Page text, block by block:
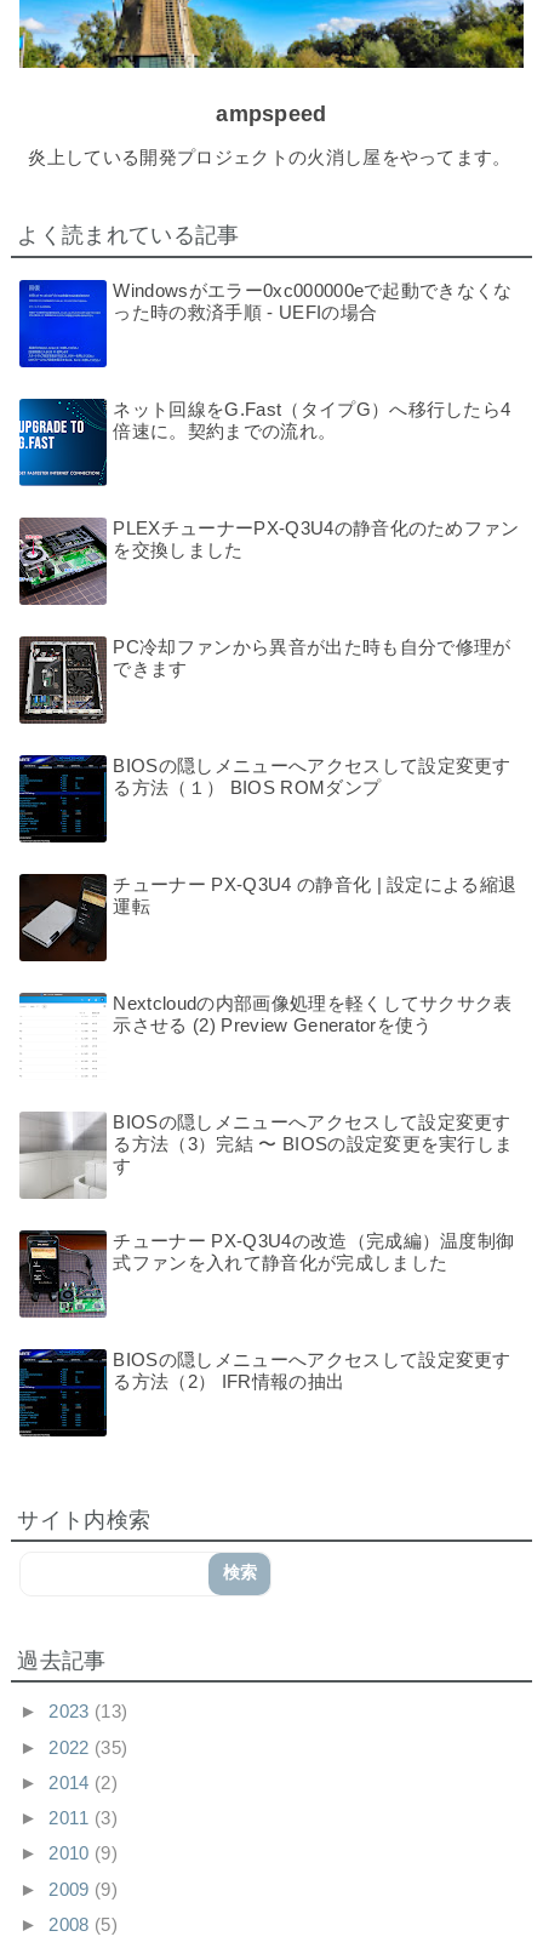
ampspeed
炎上している開発プロジェクトの火消し屋をやってます。
よく読まれている記事
Windowsがエラー0xc000000eで起動できなくな
った時の救済手順 - UEFIの場合
ネット回線をG.Fast（タイプG）へ移行したら4
倍速に。契約までの流れ。
PLEXチューナーPX-Q3U4の静音化のためファン
を交換しました
PC冷却ファンから異音が出た時も自分で修理が
できます
BIOSの隠しメニューへアクセスして設定変更す
る方法（１） BIOS ROMダンプ
チューナー PX-Q3U4 の静音化 | 設定による縮退
運転
Nextcloudの内部画像処理を軽くしてサクサク表
示させる (2) Preview Generatorを使う
BIOSの隠しメニューへアクセスして設定変更す
る方法（3）完結 〜 BIOSの設定変更を実行しま
す
チューナー PX-Q3U4の改造（完成編）温度制御
式ファンを入れて静音化が完成しました
BIOSの隠しメニューへアクセスして設定変更す
る方法（2） IFR情報の抽出
サイト内検索
過去記事
►2023 (13)
► 2022 (35)
► 2014 (2)
► 2011 (3)
►2010 (9)
► 2009 (9)
► 2008 (5)